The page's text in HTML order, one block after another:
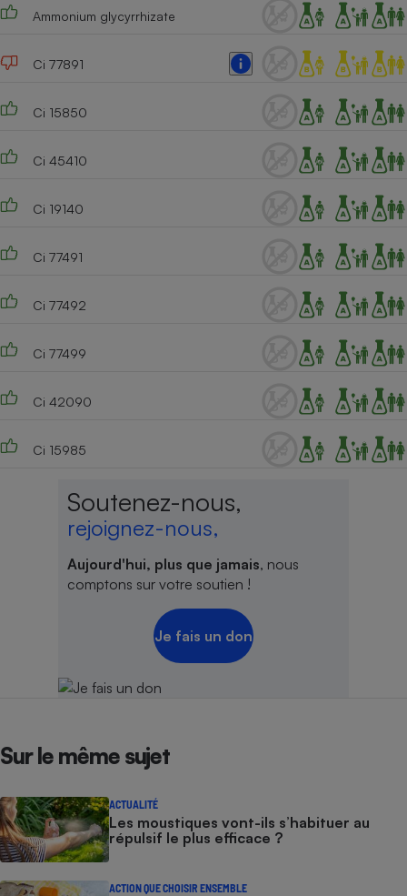
Ammonium glycyrrhizate
Ci 77891
Ci 15850
Ci 45410
Ci 19140
Ci 77491
Ci 77492
Ci 77499
Ci 42090
Ci 15985
Soutenez-nous,
rejoignez-nous,
Aujourd'hui, plus que jamais, nous
comptons sur votre soutien !
Je fais un don
Sur le même sujet
ACTUALITÉ
Les moustiques vont-ils s’habituer au
répulsif le plus efficace ?
ACTION QUE CHOISIR ENSEMBLE